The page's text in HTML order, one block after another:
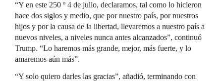
“Y en este 250 º 4 de julio, declaramos, tal como lo hicieron
hace dos siglos y medio, que por nuestro país, por nuestros
hijos y por la causa de la libertad, llevaremos a nuestro país a
nuevos niveles, a niveles nunca antes alcanzados”, continuó
Trump. “Lo haremos más grande, mejor, más fuerte, y lo
amaremos aún más”.
“Y solo quiero darles las gracias”, añadió, terminando con